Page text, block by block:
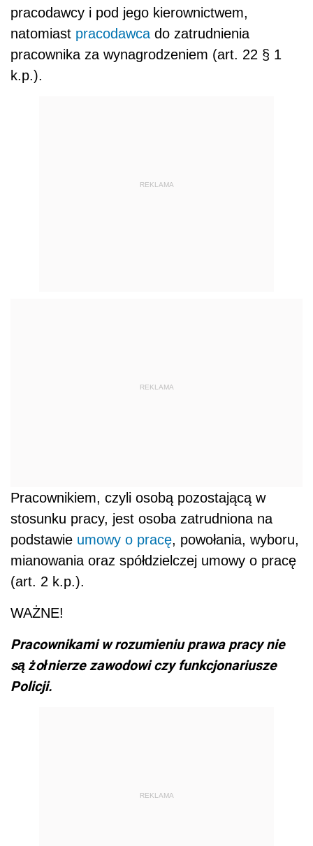
pracodawcy i pod jego kierownictwem,
natomiast pracodawca do zatrudnienia
pracownika za wynagrodzeniem (art. 22 § 1
k.p.).
REKLAMA
REKLAMA
Pracownikiem, czyli osobą pozostającą w
stosunku pracy, jest osoba zatrudniona na
podstawie umowy o pracę, powołania, wyboru,
mianowania oraz spółdzielczej umowy o pracę
(art. 2 k.p.).
WAŻNE!
Pracownikami w rozumieniu prawa pracy nie
są żołnierze zawodowi czy funkcjonariusze
Policji.
REKLAMA